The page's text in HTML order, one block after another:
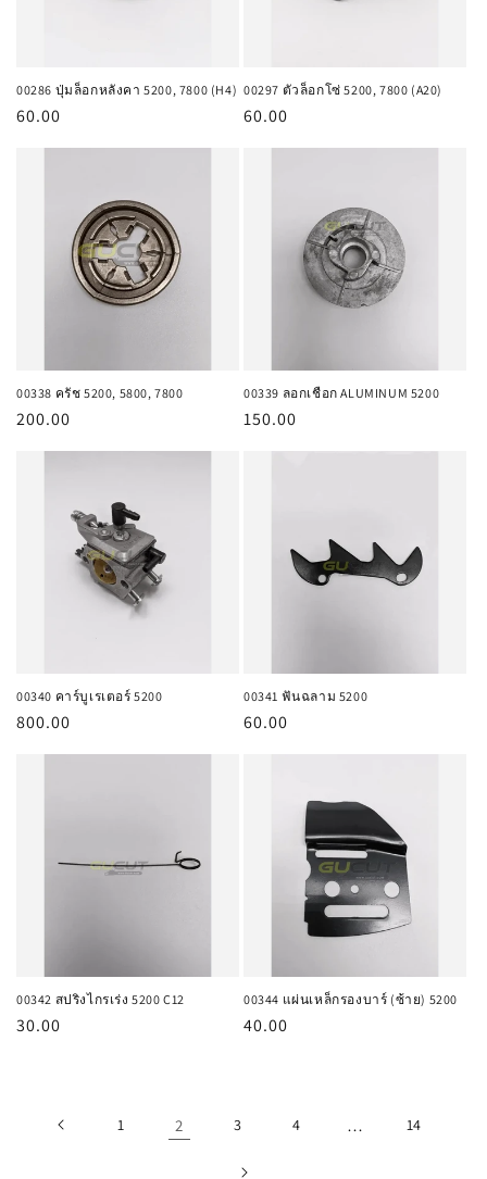
00286 ปุ่มล็อกหลังคา 5200, 7800 (H4)
ราคา
60.00
00297 ตัวล็อกโซ่ 5200, 7800 (A20)
ราคา
60.00
00338 ครัช 5200, 5800, 7800
ราคา
200.00
00339 ลอกเชือก ALUMINUM 5200
ราคา
150.00
00340 คาร์บูเรเตอร์ 5200
ราคา
800.00
00341 ฟันฉลาม 5200
ราคา
60.00
00342 สปริงไกรเร่ง 5200 C12
ราคา
30.00
00344 แผ่นเหล็กรองบาร์ (ซ้าย) 5200
ราคา
40.00
1 2 3 4 … 14